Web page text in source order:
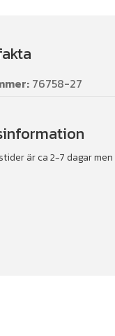
76758-27
är ca 2-7 dagar